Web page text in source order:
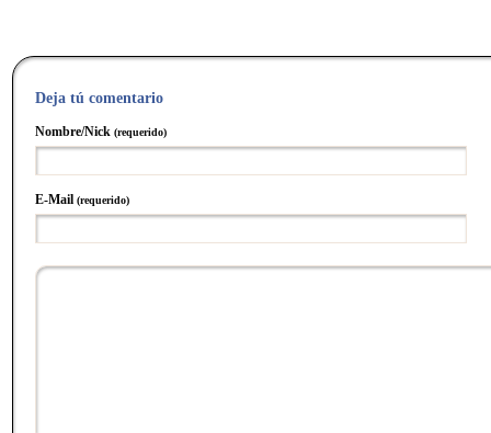
Deja tú comentario
Nombre/Nick (requerido)
E-Mail (requerido)